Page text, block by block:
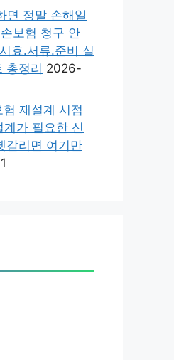
면 정말 손해일
보험 청구 안
효.서류.준비 실
총정리 2026-
재설계 시점
가 필요한 신
갈리면 여기만